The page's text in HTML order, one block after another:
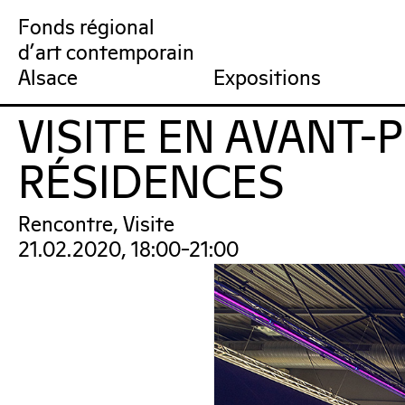
Fonds régional
d'art contemporain
Alsace
FRAC Alsace
Expositions
Collection Collection en ligne Artistes Dernières
Venir au FRAC Prochains rendez-vous Jardin du FRAC
Qu’est-ce qu’un FRAC ? Équipe du FRAC Réseau et
VISITE EN AVANT-
RÉSIDENCES
Rencontre, Visite
21.02.2020, 18:00–21:00